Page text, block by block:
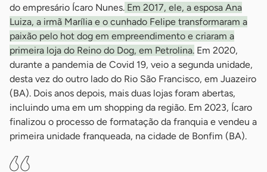
do empresário Ícaro Nunes. Em 2017, ele, a esposa Ana
Luiza, a irmã Marília e o cunhado Felipe transformaram a
paixão pelo hot dog em empreendimento e criaram a
primeira loja do Reino do Dog, em Petrolina. Em 2020,
durante a pandemia de Covid 19, veio a segunda unidade,
desta vez do outro lado do Rio São Francisco, em Juazeiro
(BA). Dois anos depois, mais duas lojas foram abertas,
incluindo uma em um shopping da região. Em 2023, Ícaro
finalizou o processo de formatação da franquia e vendeu a
primeira unidade franqueada, na cidade de Bonfim (BA).